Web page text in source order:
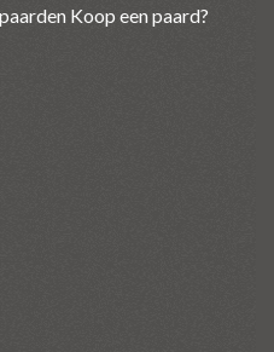
Koop een paard?